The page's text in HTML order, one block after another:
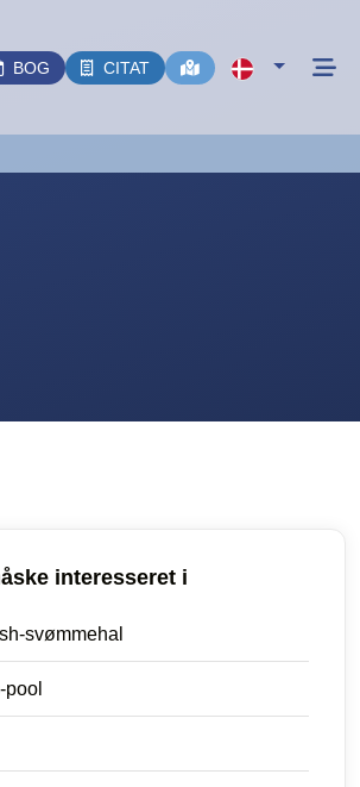
BOG CITAT
interesseret i
svømmehal